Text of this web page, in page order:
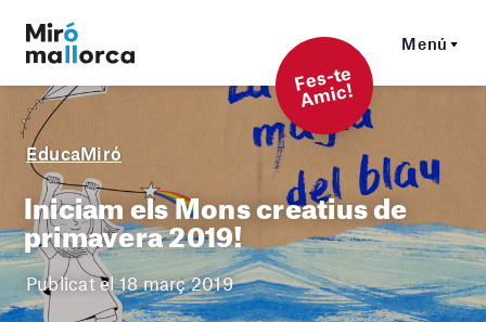
Menú
F
es-t
e
A
mi
c!
EducaMiró
Iniciam els Mons creatius de
primavera 2019!
Publicat el 18 març 2019